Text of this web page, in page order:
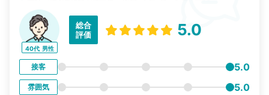
40代 男性
総合
評価
5.0
接客 5.0
雰囲気 5.0